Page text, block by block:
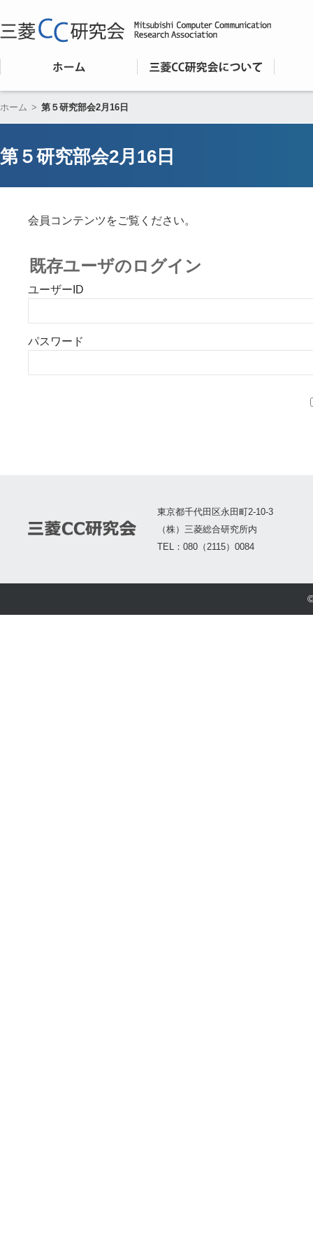
ホーム > 第５研究部会2月16日
第５研究部会2月16日
会員コンテンツをご覧ください。
既存ユーザのログイン
ユーザーID
パスワード
東京都千代田区永田町2-10-3
（株）三菱総合研究所内
TEL：080（2115）0084